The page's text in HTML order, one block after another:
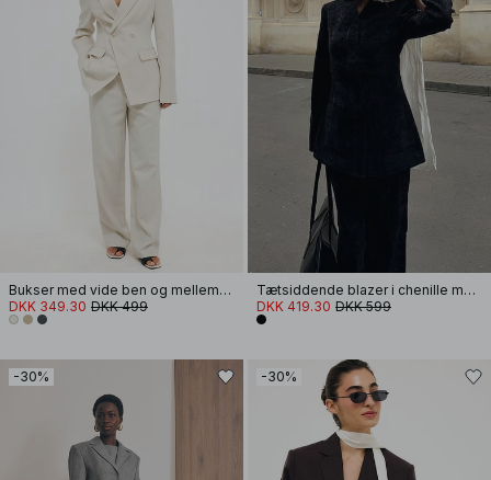
Bukser med vide ben og mellemhøj talje
DKK 349.30 DKK 499
Tætsiddende blazer i chenille med høj krave
DKK 419.30 DKK 599
-30% -30%